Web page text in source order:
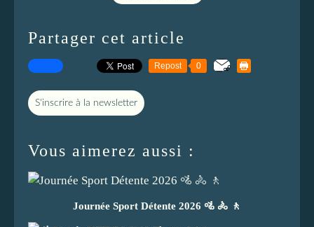
Partager cet article
Repost 0
S'inscrire à la newsletter
Vous aimerez aussi :
Journée Sport Détente 2026 🚵 🚴 🚶